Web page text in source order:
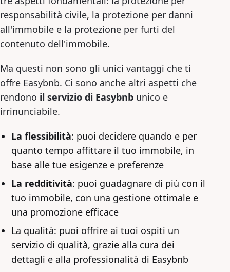
responsabilità civile, la protezione per danni
all'immobile e la protezione per furti del
contenuto dell'immobile.
Ma questi non sono gli unici vantaggi che ti
offre Easybnb. Ci sono anche altri aspetti che
rendono il servizio di Easybnb unico e
irrinunciabile.
La flessibilità: puoi decidere quando e per
quanto tempo affittare il tuo immobile, in
base alle tue esigenze e preferenze
La redditività: puoi guadagnare di più con il
tuo immobile, con una gestione ottimale e
una promozione efficace
La qualità: puoi offrire ai tuoi ospiti un
servizio di qualità, grazie alla cura dei
dettagli e alla professionalità di Easybnb